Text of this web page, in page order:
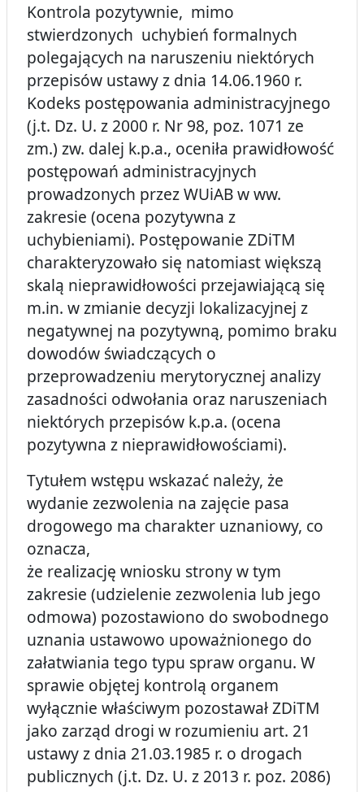
Kontrola pozytywnie, mimo
stwierdzonych uchybień formalnych
polegających na naruszeniu niektórych
przepisów ustawy z dnia 14.06.1960 r.
Kodeks postępowania administracyjnego
(j.t. Dz. U. z 2000 r. Nr 98, poz. 1071 ze
zm.) zw. dalej k.p.a., oceniła prawidłowość
postępowań administracyjnych
prowadzonych przez WUiAB w ww.
zakresie (ocena pozytywna z
uchybieniami). Postępowanie ZDiTM
charakteryzowało się natomiast większą
skalą nieprawidłowości przejawiającą się
m.in. w zmianie decyzji lokalizacyjnej z
negatywnej na pozytywną, pomimo braku
dowodów świadczących o
przeprowadzeniu merytorycznej analizy
zasadności odwołania oraz naruszeniach
niektórych przepisów k.p.a. (ocena
pozytywna z nieprawidłowościami).
Tytułem wstępu wskazać należy, że
wydanie zezwolenia na zajęcie pasa
drogowego ma charakter uznaniowy, co
oznacza,
że realizację wniosku strony w tym
zakresie (udzielenie zezwolenia lub jego
odmowa) pozostawiono do swobodnego
uznania ustawowo upoważnionego do
załatwiania tego typu spraw organu. W
sprawie objętej kontrolą organem
wyłącznie właściwym pozostawał ZDiTM
jako zarząd drogi w rozumieniu art. 21
ustawy z dnia 21.03.1985 r. o drogach
publicznych (j.t. Dz. U. z 2013 r. poz. 2086)